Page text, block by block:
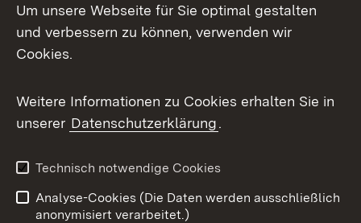
Mastodon
Messenger
Social Wall
X / Twitter
Youtube
Um unsere Webseite für Sie optimal gestalten
und verbessern zu können, verwenden wir
Cookies.
Weitere Informationen zu Cookies erhalten Sie in
unserer Datenschutzerklärung.
Technisch notwendige Cookies
Analyse-Cookies (Die Daten werden ausschließlich
anonymisiert verarbeitet.)